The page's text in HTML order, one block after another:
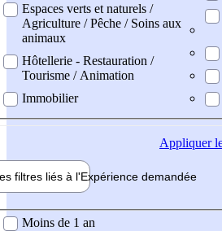
Espaces verts et naturels /
Agriculture / Pêche / Soins aux
animaux
Hôtellerie - Restauration /
Tourisme / Animation
Immobilier
Appliquer
filtres liés à l'Expérience demandée
demandée
Moins de 1 an